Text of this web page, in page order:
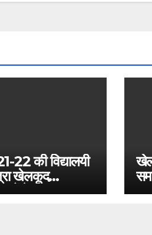
22 की विद्यालयी
खेलकूद
के सफल